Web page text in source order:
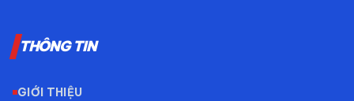
THÔNG TIN
GIỚI THIỆU